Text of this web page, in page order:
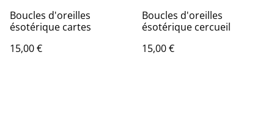
Boucles d'oreilles
ésotérique cartes
15,00 €
Boucles d'oreilles
ésotérique cercueil
15,00 €